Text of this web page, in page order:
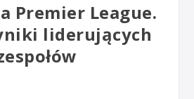
Premier League.
liderujących